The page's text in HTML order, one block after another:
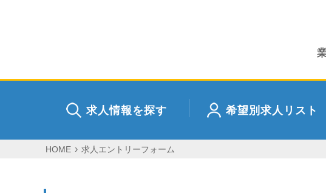
求人情報を探す 希望別求人リスト
HOME 求人エントリーフォーム